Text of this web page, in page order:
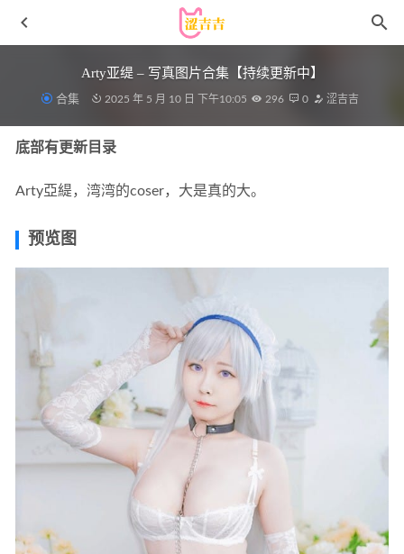
Arty亚缇 – 写真图片合集【持续更新中】
合集 2025 年 5 月 10 日 下午10:05 296 0 涩吉吉
底部有更新目录
Arty亞緹，湾湾的coser，大是真的大。
预览图
[XIUREN秀人网]2022.01.26 VOL.4515 梦心玥[70+1P／
Aznable – [Bimilstory] Vol.1 [93P-511MB]
2023-03-21
三刀刀miido – 写真图片合集【持续更新中】
日奈娇 – NO.117 断头台阿乌拉[80P-1.91G]
2024-05-08